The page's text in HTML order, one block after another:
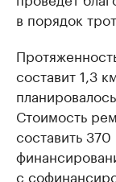
в порядок
составит 1,3
Стоимость
составить
с